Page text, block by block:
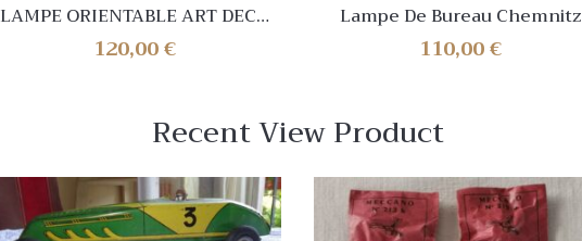
LAMPE ORIENTABLE ART DECO
ATTRIBUEE A CHARLOTTE
PERRIAND
120,00€
Lampe De Bureau Chemnitz
Opaline Verte Et Métal Doré
Vintage
110,00€
Recent View Product